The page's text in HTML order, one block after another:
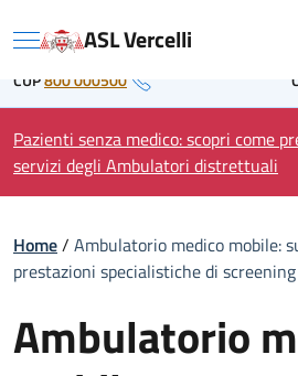
to Regione Piemonte
Menu ASL Vercelli
CUP800 000500
Pazienti senza medico: scopri come
servizi degli Ambulatori distrettuali
Home/ Ambulatorio medico mobile:
prestazioni specialistiche di screening
Ambulatorio